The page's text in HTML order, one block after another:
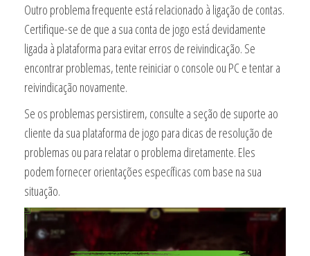
Outro problema frequente está relacionado à ligação de contas.
Certifique-se de que a sua conta de jogo está devidamente
ligada à plataforma para evitar erros de reivindicação. Se
encontrar problemas, tente reiniciar o console ou PC e tentar a
reivindicação novamente.
Se os problemas persistirem, consulte a seção de suporte ao
cliente da sua plataforma de jogo para dicas de resolução de
problemas ou para relatar o problema diretamente. Eles
podem fornecer orientações específicas com base na sua
situação.